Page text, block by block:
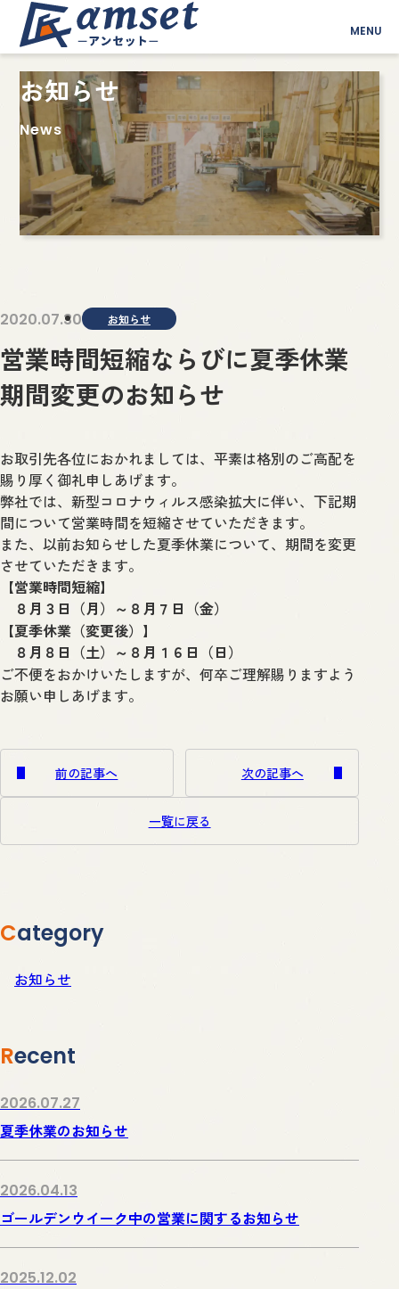
MENU
お知らせ
News
2020.07.30 お知らせ
営業時間短縮ならびに夏季休業
期間変更のお知らせ
お取引先各位におかれましては、平素は格別のご高配を
賜り厚く御礼申しあげます。
弊社では、新型コロナウィルス感染拡大に伴い、下記期
間について営業時間を短縮させていただきます。
また、以前お知らせした夏季休業について、期間を変更
させていただきます。
【営業時間短縮】
８月３日（月）～８月７日（金）
【夏季休業（変更後）】
８月８日（土）～８月１６日（日）
ご不便をおかけいたしますが、何卒ご理解賜りますよう
お願い申しあげます。
前の記事へ
一覧に戻る
次の記事へ
Category
お知らせ
Recent
2026.07.27
夏季休業のお知らせ
2026.04.13
ゴールデンウイーク中の営業に関するお知らせ
2025.12.02